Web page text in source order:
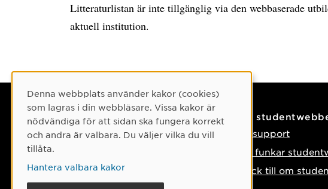
Litteraturlistan är inte tillgänglig via den webbaserade
aktuell institution.
Kontaktuppgifter
Kontakta oss
Hitta till oss
På
IT-support
Så funkar
Tyck till om
Cookie-samtycke
Denna webbplats använder kakor (cookies)
som lagras i din webbläsare. Vissa kakor är
nödvändiga för att sidan ska fungera korrekt
och andra är valbara. Du väljer vilka du vill
tillåta.
Hantera valbara kakor